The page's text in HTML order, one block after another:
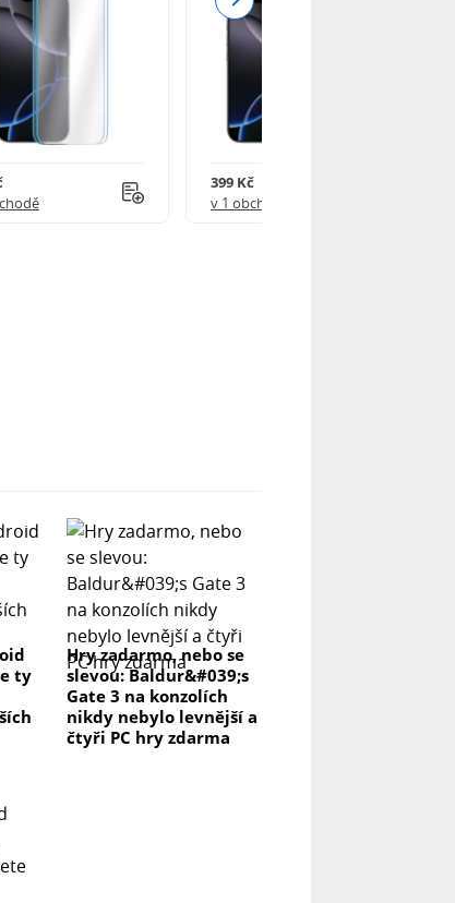
399 Kč
v 1 obchodě
ty
Hry zadarmo, nebo se
slevou: Baldur&#039;s
Gate 3 na konzolích
nikdy nebylo levnější a
čtyři PC hry zdarma